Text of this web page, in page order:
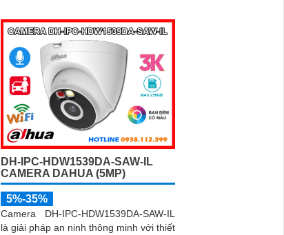
cho ra gốc nhìn rộng đáng để tham
khảo
DH-IPC-HDW1539DA-SAW-IL
CAMERA DAHUA (5MP)
5%-35%
Camera DH-IPC-HDW1539DA-SAW-IL
là giải pháp an ninh thông minh với thiết